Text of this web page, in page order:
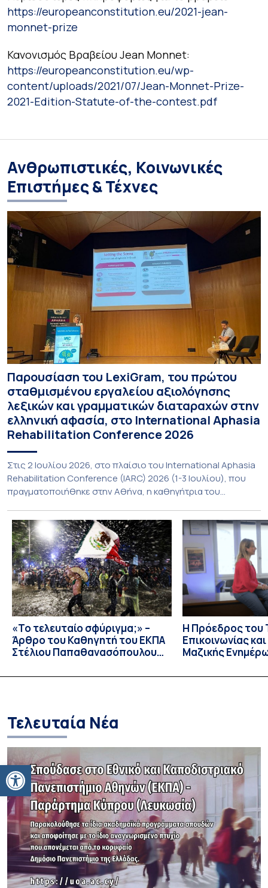
Ανοίξτε τη γραμμή εργαλείων
https://europeanconstitution.eu/2021-jean-
monnet-prize
Κανονισμός Βραβείου Jean Monnet:
https://europeanconstitution.eu/wp-
content/uploads/2021/07/Jean-Monnet-Prize-
2021-Edition-Statute-of-the-contest.pdf
Ανθρωπιστικές, Κοινωνικές
Επιστήμες & Τέχνες
Παρουσίαση του LexiGram, του πρώτου
σταθμισμένου εργαλείου αξιολόγησης
λεξικών και γραμματικών διαταραχών στην
ελληνική αφασία, στο International Aphasia
Rehabilitation Conference 2026
Στις 2 Ιουλίου 2026, στο πλαίσιο του International Aphasia
Rehabilitation Conference (IARC) 2026 (1-3 Ιουλίου), που
πραγματοποιήθηκε στην Αθήνα, η καθηγήτρια του
Πανεπιστημίου Αθηνών, Σπυριδούλα Βαρλοκώστα,
παρουσίασε το LexiGram, ένα καινοτόμο, σταθμισμένο
εργαλείο αξιολόγησης των λεξικών και γραμματικών
διαταραχών σε ελληνόφωνους ασθενείς με αφασία. Η
αφασία είναι επίκτητη γλωσσική […]
«Το τελευταίο σφύριγμα;» –
Άρθρο του Καθηγητή του ΕΚΠΑ
Στέλιου Παπαθανασόπουλου
Η Πρόεδρος του
Επικοινωνίας
Μαζικής
Καθηγήτρια
Τελευταία Νέα